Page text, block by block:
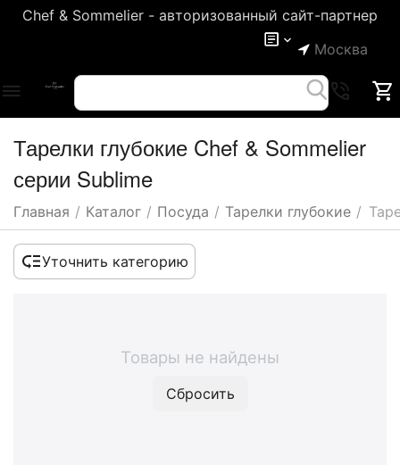
Chef & Sommelier - авторизованный сайт-партнер
Москва
Тарелки глубокие Chef & Sommelier
серии Sublime
Главная / Каталог / Посуда / Тарелки глубокие /
Уточнить категорию
Товары не найдены
Сбросить